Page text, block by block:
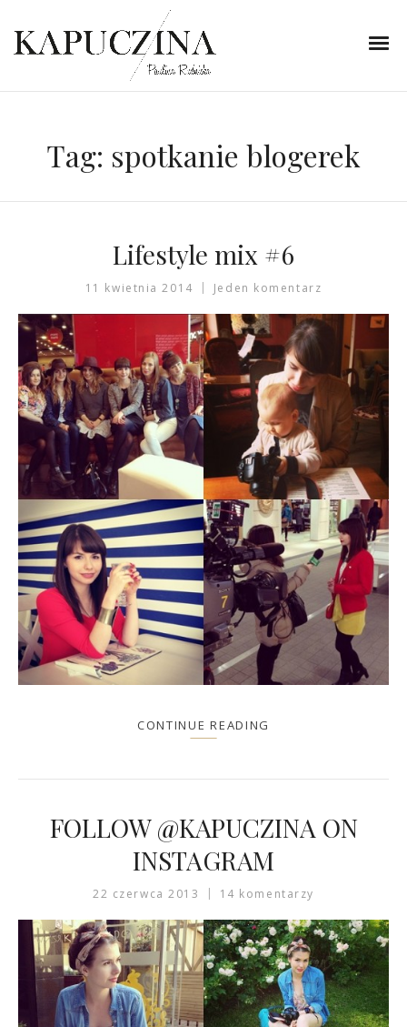
Tag: spotkanie blogerek
Lifestyle mix #6
11 kwietnia 2014 Jeden komentarz
CONTINUE READING
FOLLOW @KAPUCZINA ON
INSTAGRAM
22 czerwca 2013 14 komentarzy